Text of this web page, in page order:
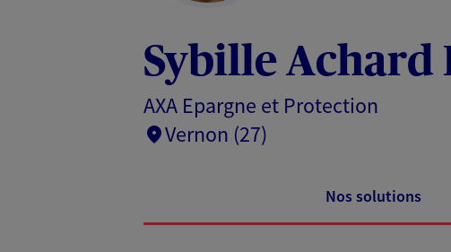
Sybille Achard
AXA Epargne et Protection
Vernon (27)
Nos solutions